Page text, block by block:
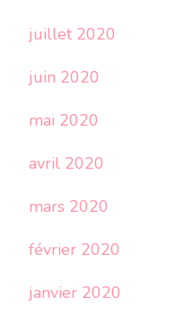
juillet 2020
juin 2020
mai 2020
avril 2020
mars 2020
février 2020
janvier 2020